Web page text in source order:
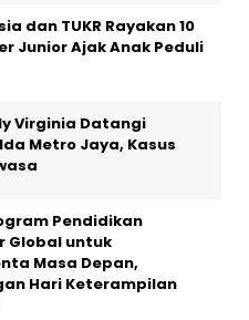
dan TUKR Rayakan 10
Junior Ajak Anak Peduli
Virginia Datangi
Metro Jaya, Kasus
Pendidikan
Global untuk
Masa Depan,
Hari Keterampilan